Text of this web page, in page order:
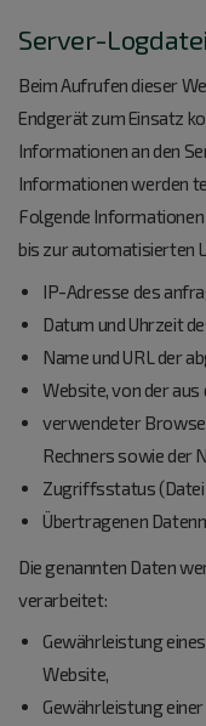
Server-Logdatei
Beim Aufrufen dieser
Endgerät zum Einsatz
Informationen an den
Informationen werden
Folgende
bis zur automatisierten
IP-Adresse des
Datum und Uhrzeit
Name und URL der
Website, von der
verwendeter
Rechners sowie der
Zugriffsstatus (Datei
Übertragenen
Die genannten Daten
verarbeitet:
Gewährleistung
Website,
Gewährleistung